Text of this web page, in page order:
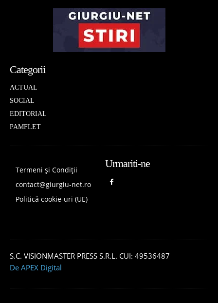
Categorii
ACTUAL
SOCIAL
EDITORIAL
PAMFLET
Termeni și Condiții
contact@giurgiu-net.ro
Politică cookie-uri (UE)
Urmariti-ne
S.C. VISIONMASTER PRESS S.R.L. CUI: 49536487
De APEX Digital